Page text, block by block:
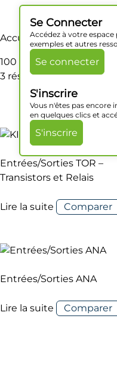
Se Connecter
Accédez à votre
exemples et autres
Se connecter
S'inscrire
Vous n'êtes pas encore
en quelques clics et
S'inscrire
Accueil/ Produit
100 x 70 x 35 mm
3 résultats affichés
Entrées/Sorties TOR –
Transistors et Relais
Lire la suite Comparer
Entrées/Sorties ANA
Lire la suite Comparer